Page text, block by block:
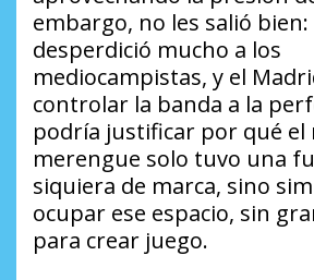
embargo, no les salió bien:
desperdició mucho a los
mediocampistas, y el
controlar la banda a la
podría justificar por qué el
merengue solo tuvo una
siquiera de marca, sino
ocupar ese espacio, sin
para crear juego.